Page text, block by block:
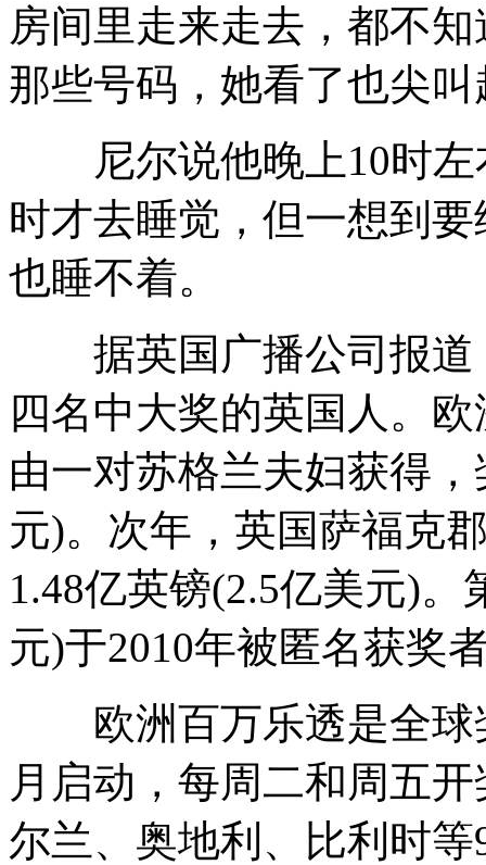
房间里走来走去，都不
那些号码，她看了也尖
尼尔说他晚上10时左
时才去睡觉，但一想到
也睡不着。
据英国广播公司报道
四名中大奖的英国人。
由一对苏格兰夫妇获得
元)。次年，英国萨福克
1.48亿英镑(2.5亿美元)。
元)于2010年被匿名获奖
欧洲百万乐透是全球
月启动，每周二和周五
尔兰、奥地利、比利时